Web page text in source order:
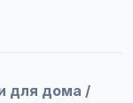
для дома /